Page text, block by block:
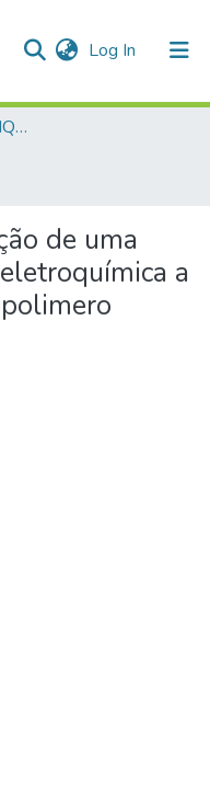
Log In (current)
Repositório Institucional IQSC
de uma
a